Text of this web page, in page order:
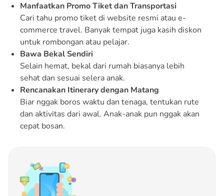
Manfaatkan Promo Tiket dan Transportasi
Cari tahu promo tiket di website resmi atau e-
commerce travel. Banyak tempat juga kasih diskon
untuk rombongan atau pelajar.
Bawa Bekal Sendiri
Selain hemat, bekal dari rumah biasanya lebih
sehat dan sesuai selera anak.
Rencanakan Itinerary dengan Matang
Biar nggak boros waktu dan tenaga, tentukan rute
dan aktivitas dari awal. Anak-anak pun nggak akan
cepat bosan.